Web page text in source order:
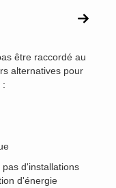
être raccordé au
alternatives pour
:
d'installations
d'énergie